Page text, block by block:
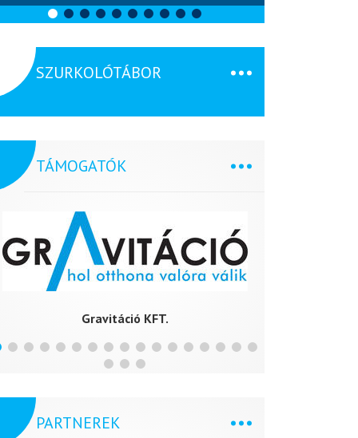
SZURKOLÓTÁBOR
TÁMOGATÓK
Gravitáció KFT.
PARTNEREK